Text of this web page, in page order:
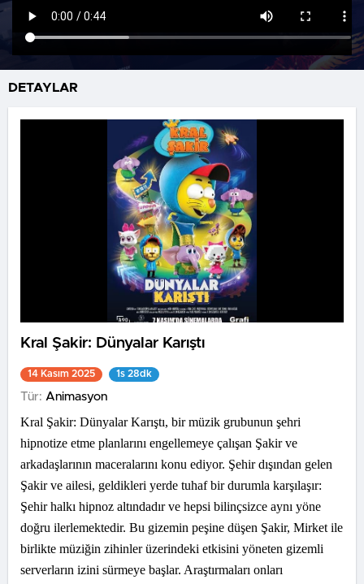
DETAYLAR
Kral Şakir: Dünyalar Karıştı
14 Kasım 2025 1s 28dk
Tür: Animasyon
Kral Şakir: Dünyalar Karıştı, bir müzik grubunun şehri
hipnotize etme planlarını engellemeye çalışan Şakir ve
arkadaşlarının maceralarını konu ediyor. Şehir dışından gelen
Şakir ve ailesi, geldikleri yerde tuhaf bir durumla karşılaşır:
Şehir halkı hipnoz altındadır ve hepsi bilinçsizce aynı yöne
doğru ilerlemektedir. Bu gizemin peşine düşen Şakir, Mirket ile
birlikte müziğin zihinler üzerindeki etkisini yöneten gizemli
serverların izini sürmeye başlar. Araştırmaları onları